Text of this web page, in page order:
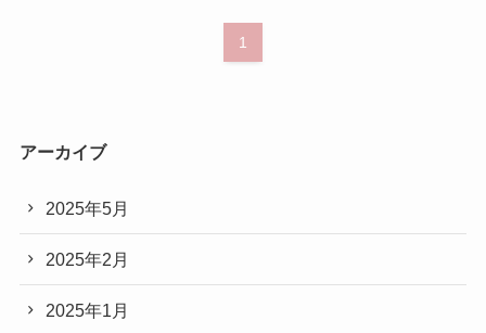
1
アーカイブ
2025年5月
2025年2月
2025年1月